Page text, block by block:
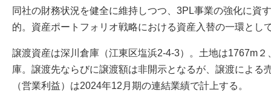
同社の財務状況を健全に維持しつつ、3PL事業の強化に資
的。資産ポートフォリオ戦略における資産入替の一環とし
譲渡資産は深川倉庫（江東区塩浜2-4-3）。土地は1767m
庫。譲渡先ならびに譲渡額は非開示となるが、譲渡による
（営業利益）は2024年12月期の連結業績で計上する。